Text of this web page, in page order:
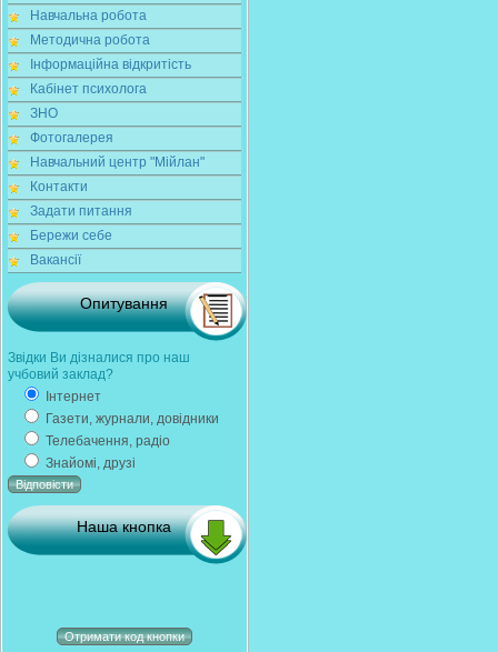
Навчальна робота
Методична робота
Інформаційна відкритість
Кабінет психолога
ЗНО
Фотогалерея
Навчальний центр "Мійлан"
Контакти
Задати питання
Бережи себе
Вакансії
Опитування
Звідки Ви дізналися про наш
учбовий заклад?
Інтернет
Газети, журнали, довідники
Телебачення, радіо
Знайомі, друзі
Наша кнопка